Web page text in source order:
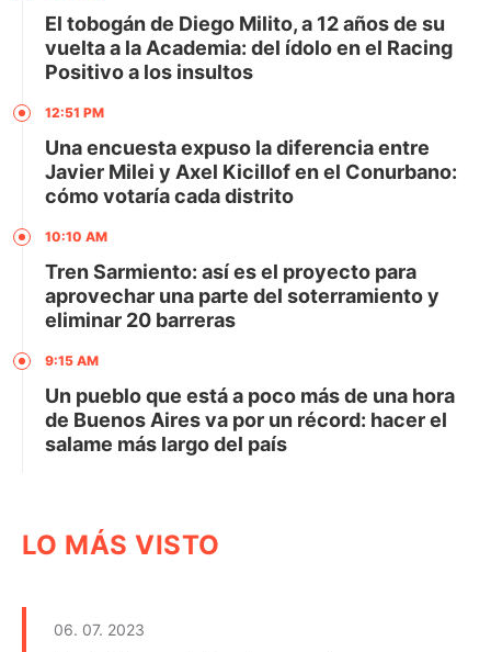
El tobogán de Diego Milito, a 12 años de su
vuelta a la Academia: del ídolo en el Racing
Positivo a los insultos
12:51 PM
Una encuesta expuso la diferencia entre
Javier Milei y Axel Kicillof en el Conurbano:
cómo votaría cada distrito
10:10 AM
Tren Sarmiento: así es el proyecto para
aprovechar una parte del soterramiento y
eliminar 20 barreras
9:15 AM
Un pueblo que está a poco más de una hora
de Buenos Aires va por un récord: hacer el
salame más largo del país
LO MÁS VISTO
06. 07. 2023